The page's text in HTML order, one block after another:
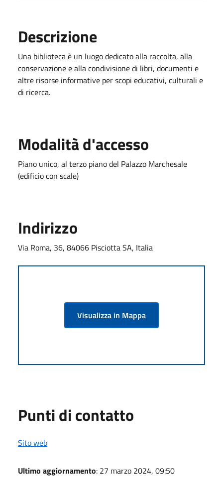
Descrizione
Una biblioteca è un luogo dedicato alla raccolta, alla
conservazione e alla condivisione di libri, documenti e
altre risorse informative per scopi educativi, culturali e
di ricerca.
Modalità d'accesso
Piano unico, al terzo piano del Palazzo Marchesale
(edificio con scale)
Indirizzo
Via Roma, 36, 84066 Pisciotta SA, Italia
Visualizza in Mappa
Punti di contatto
Sito web
Ultimo aggiornamento: 27 marzo 2024, 09:50